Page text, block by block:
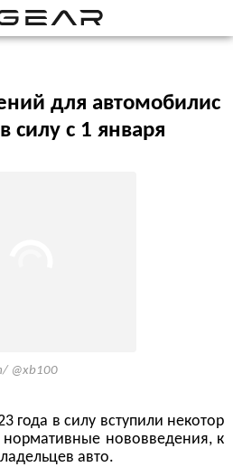
для автомобилис
силу с 1 января
@xb100
года в силу вступили некотор
нововведения, к
авто.